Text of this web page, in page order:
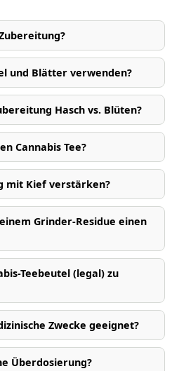
und Blätter verwenden?
Hasch vs. Blüten?
Cannabis Tee?
mit Kief verstärken?
Grinder-Residue einen
Teebeutel (legal) zu
Zwecke geeignet?
Überdosierung?